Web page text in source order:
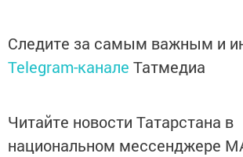
Следите за самым важным и
Telegram-канале Татмедиа
Читайте новости Татарстана в
национальном мессенджере